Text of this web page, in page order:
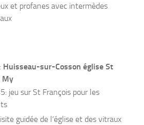
et profanes avec intermèdes
Huisseau-sur-Cosson église St
My
jeu sur St François pour les
guidée de l’église et des vitraux